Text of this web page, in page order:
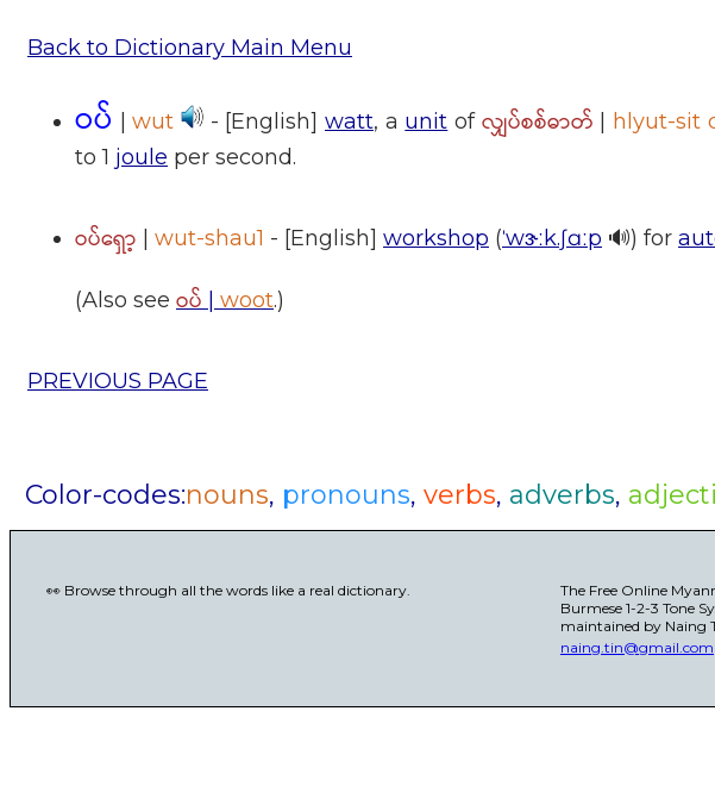
Back to Dictionary Main Menu
ဝပ် |wut - [English] watt, a unit of လျှပ်စစ်ဓာတ် | hlyut-sit
to 1 joule per second.
ဝပ်ရှော့ | wut-shau1 - [English] workshop (ˈwɝːk.ʃɑːp 🔊) for
(Also see ဝပ် | woot.)
PREVIOUS PAGE
Color-codes:nouns, pronouns, verbs, adverbs,
👀 Browse through all the words like a real dictionary.
The Free Online
Burmese 1-2-3 Tone
maintained by Naing
naing.tin@gmail.com